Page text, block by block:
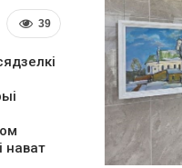
39
нават